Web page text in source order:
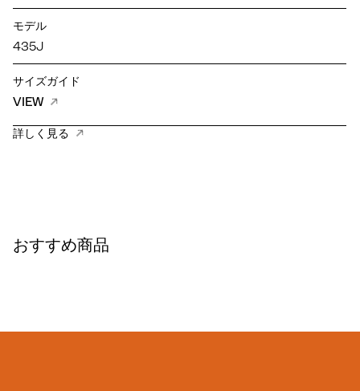
モデル
435J
サイズガイド
VIEW
詳しく見る
おすすめ商品